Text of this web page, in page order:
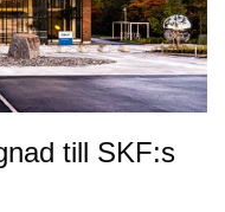
till SKF:s